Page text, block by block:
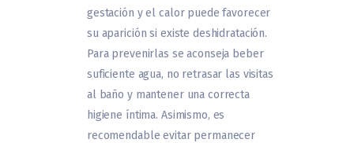
gestación y el calor puede favorecer
su aparición si existe deshidratación.
Para prevenirlas se aconseja beber
suficiente agua, no retrasar las visitas
al baño y mantener una correcta
higiene íntima. Asimismo, es
recomendable evitar permanecer